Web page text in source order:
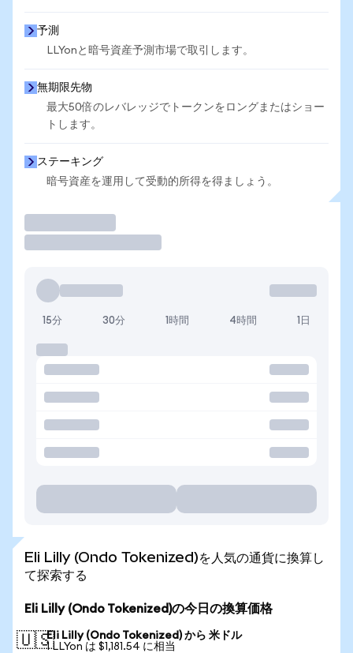
予測
LLYonと暗号資産予測市場で取引します。
無期限先物
最大50倍のレバレッジでトークンをロングまたはショー
トします。
ステーキング
暗号資産を運用して受動的所得を得ましょう。
15分 30分 1時間 4時間 1日
Eli Lilly (Ondo Tokenized)を人気の通貨に換算し
て探索する
Eli Lilly (Ondo Tokenized)の今日の換算価格
🇺🇸Eli Lilly (Ondo Tokenized) から 米ドル
1 LLYon は $1,181.54 に相当